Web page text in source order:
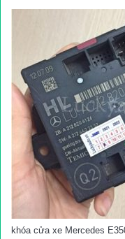
khóa cửa xe Mercedes